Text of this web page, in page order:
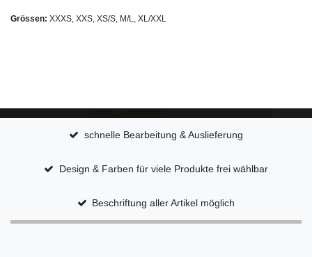
Grössen: XXXS, XXS, XS/S, M/L, XL/XXL
schnelle Bearbeitung & Auslieferung
Design & Farben für viele Produkte frei wählbar
Beschriftung aller Artikel möglich